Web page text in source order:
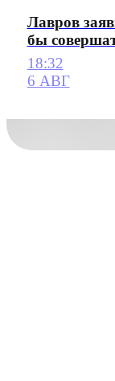
Лавров
бы
18:32
6 АВГ